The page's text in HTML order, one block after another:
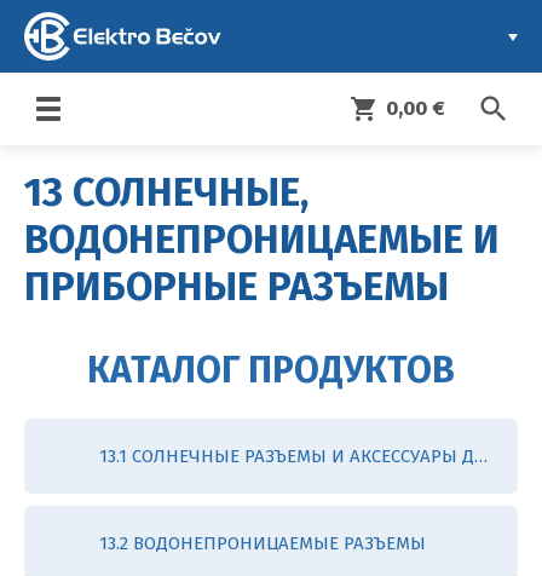
Toggle
search
shopping_cart 0,00 €
13 СОЛНЕЧНЫЕ,
ВОДОНЕПРОНИЦАЕМЫЕ И
ПРИБОРНЫЕ РАЗЪЕМЫ
КАТАЛОГ ПРОДУКТОВ
13.1 СОЛНЕЧНЫЕ РАЗЪЕМЫ И АКСЕССУАРЫ ДЛЯ ФОТОЭЛЕКТРИЧЕСКИХ СИСТЕМ
13.2 ВОДОНЕПРОНИЦАЕМЫЕ РАЗЪЕМЫ